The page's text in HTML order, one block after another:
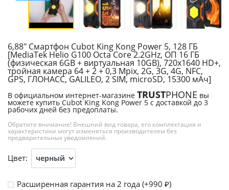
6,88" Смартфон Cubot King Kong Power 5, 128 ГБ
[MediaTek Helio G100 Octa Core 2.2GHz, ОП 16 ГБ
(физическая 6GB + виртуальная 10GB), 720х1640 HD+,
тройная камера 64 + 2 + 0,3 Mpix, 2G, 3G, 4G, NFC,
GPS, ГЛОНАСС, GALILEO, 2 SIM, microSD, 15300 мАч]
В официальном интернет-магазине TRUSTPHONE вы
можете купить Cubot King Kong Power 5 с доставкой до 3
рабочих дней без предоплаты.
Обратите внимание! Внешний вид товара, его комплектация и
характеристики могут изменяться производителем без
предварительных уведомлений.
Цвет:
Расширенная гарантия на 2 года (+990 ₽)